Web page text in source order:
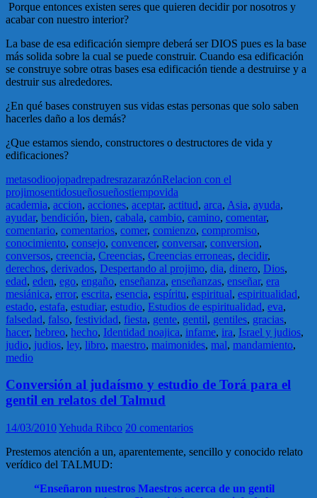
Porque entonces existen seres que quieren decidir por nosotros y
acabar con nuestro interior?
La base de esa edificación siempre deberá ser DIOS pues es la base
más solida sobre la cual se puede construir. Cuando esa edificación
se construye sobre otras bases esa edificación tiende a destruirse y a
destruir sus alrededores.
¿En qué bases construyen sus vidas estas personas que solo saben
hacerles daño a los demás?
¿Que estamos siendo, constructores o destructores de vida y
edificaciones?
metasodioojopadrepadresrazarazónRelacion con el
projimosentidosueñosueñostiempovida
academia, accion, acciones, aceptar, actitud, arca, Asia, ayuda,
ayudar, bendición, bien, cabala, cambio, camino, comentar,
comentario, comentarios, comer, comienzo, compromiso,
conocimiento, consejo, convencer, conversar, conversion,
conversos, creencia, Creencias, Creencias erroneas, decidir,
derechos, derivados, Despertando al projimo, dia, dinero, Dios,
edad, eden, ego, engaño, enseñanza, enseñanzas, enseñar, era
mesiánica, error, escrita, esencia, espíritu, espiritual, espiritualidad,
estado, estafa, estudiar, estudio, Estudios de espiritualidad, eva,
falsedad, falso, festividad, fiesta, gente, gentil, gentiles, gracias,
hacer, hebreo, hecho, Identidad noajica, infame, ira, Israel y judios,
judio, judios, ley, libro, maestro, maimonides, mal, mandamiento,
medio
Conversión al judaísmo y estudio de Torá para el
gentil en relatos del Talmud
14/03/2010Yehuda Ribco 20 comentarios
Prestemos atención a un, aparentemente, sencillo y conocido relato
verídico del TALMUD:
“Enseñaron nuestros Maestros acerca de un gentil